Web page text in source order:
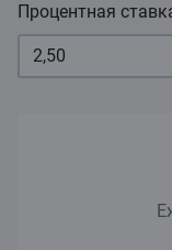
Процентная